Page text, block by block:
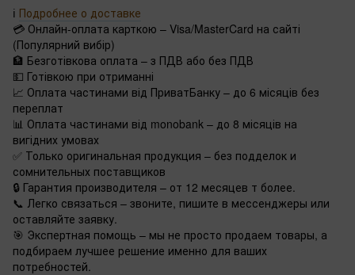
ℹ️ Подробнее о доставке
💳 Онлайн-оплата карткою – Visa/MasterCard на сайті
(Популярний вибір)
🏦 Безготівкова оплата – з ПДВ або без ПДВ
💵 Готівкою при отриманні
📈 Оплата частинами від ПриватБанку – до 6 місяців без
переплат
📊 Оплата частинами від monobank – до 8 місяців на
вигідних умовах
✅ Только оригинальная продукция – без подделок и
сомнительных поставщиков
🔒 Гарантия производителя – от 12 месяцев т более.
📞 Легко связаться – звоните, пишите в мессенджеры или
оставляйте заявку.
🎯 Экспертная помощь – мы не просто продаем товары, а
подбираем лучшее решение именно для ваших
потребностей.